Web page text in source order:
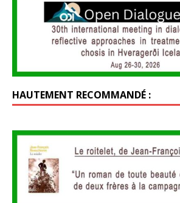
HAUTEMENT RECOMMANDÉ :